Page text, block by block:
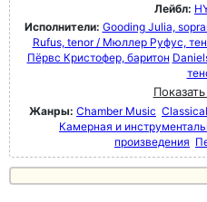
Лейбл:
Исполнители: Gooding Julia,
Rufus, tenor / Мюллер Руфус,
Пёрвс Кристофер, баритон
Жанры: Chamber Music Classical
Камерная и
произведения